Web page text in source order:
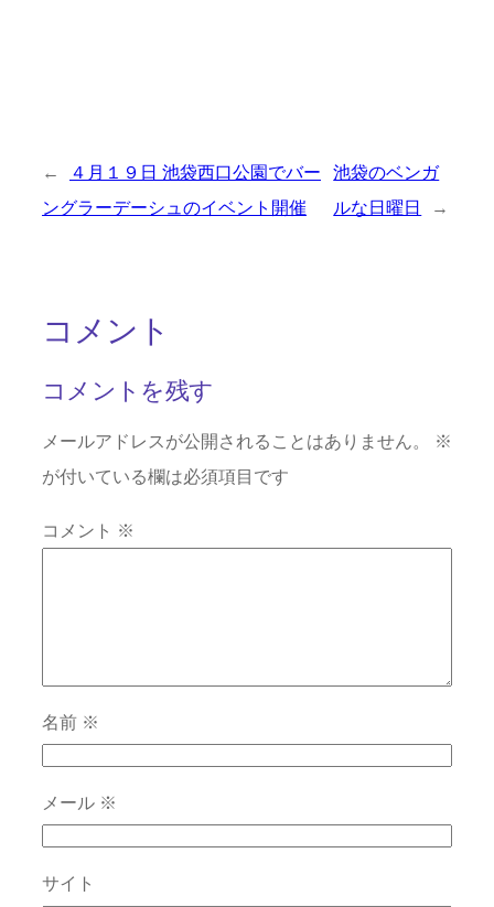
←
４月１９日 池袋西口公園でバー
ングラーデーシュのイベント開催
池袋のベンガ
ルな日曜日
→
コメント
コメントを残す
メールアドレスが公開されることはありません。
※
が付いている欄は必須項目です
コメント ※
名前 ※
メール ※
サイト